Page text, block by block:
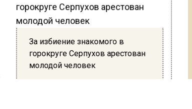
За избиение знакомого в
горокруге Серпухов арестован
молодой человек